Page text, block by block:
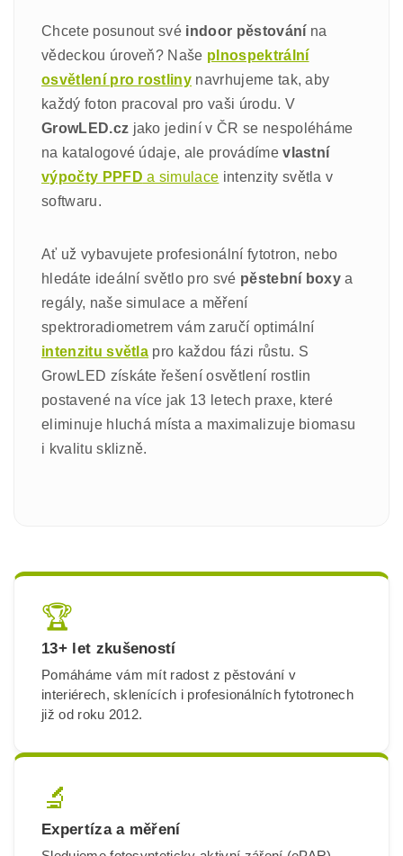
Chcete posunout své indoor pěstování na
vědeckou úroveň? Naše plnospektrální
osvětlení pro rostliny navrhujeme tak, aby
každý foton pracoval pro vaši úrodu. V
GrowLED.cz jako jediní v ČR se nespoléháme
na katalogové údaje, ale provádímevlastní
výpočty PPFD a simulace intenzity světla v
softwaru.
Ať už vybavujete profesionální fytotron, nebo
hledáte ideální světlo pro své pěstební boxy a
regály, naše simulace a měření
spektroradiometrem vám zaručí optimální
intenzitu světla pro každou fázi růstu. S
GrowLED získáte řešení osvětlení rostlin
postavené na více jak 13 letech praxe, které
eliminuje hluchá místa a maximalizuje biomasu
i kvalitu sklizně.
🏆
13+ let zkušeností
Pomáháme vám mít radost z pěstování v
interiérech, sklenících i profesionálních fytotronech
již od roku 2012.
🔬
Expertíza a měření